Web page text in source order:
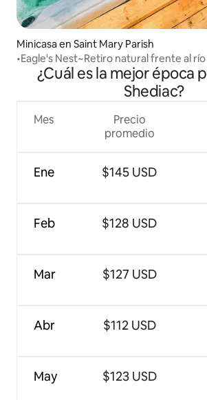
Minicasa en Saint Mary Parish
•Eagle's Nest~Retiro natural frente al río
¿Cuál es la mejor época
Shediac?
Mes
Ene
Feb
Mar
Abr
May
Precio
promedio
$145 USD
$128 USD
$127 USD
$112 USD
$123 USD